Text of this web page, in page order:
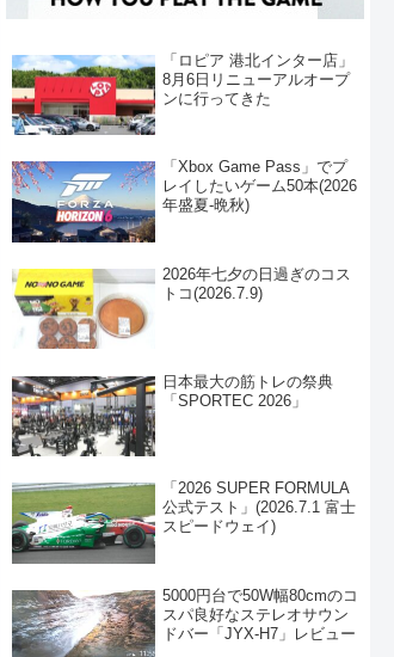
「ロピア 港北インター店」
8月6日リニューアルオープ
ンに行ってきた
「Xbox Game Pass」でプ
レイしたいゲーム50本(2026
年盛夏-晩秋)
2026年七夕の日過ぎのコス
トコ(2026.7.9)
日本最大の筋トレの祭典
「SPORTEC 2026」
「2026 SUPER FORMULA
公式テスト」(2026.7.1 富士
スピードウェイ)
5000円台で50W幅80cmのコ
スパ良好なステレオサウン
ドバー「JYX-H7」レビュー